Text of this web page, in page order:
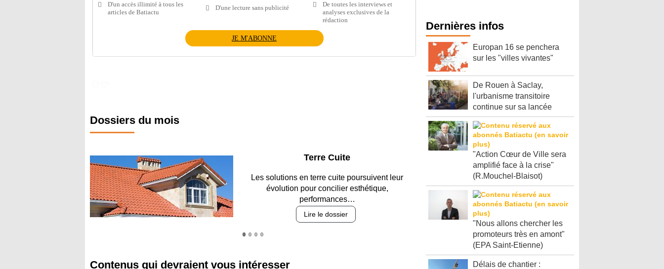
D'un accès illimité à tous les
articles de Batiactu
D'une lecture sans publicité
De toutes les interviews et
analyses exclusives de la
rédaction
JE M'ABONNE
Dossiers du mois
Parking et garages
Entre circulation, sécurisation des accès, durabilité
des revêtements et intégration…
Lire le dossier
Dernières infos
Europan 16 se penchera
sur les "villes vivantes"
De Rouen à Saclay,
l'urbanisme transitoire
continue sur sa lancée
"Action Cœur de Ville sera
amplifié face à la crise"
(R.Mouchel-Blaisot)
"Nous allons chercher les
promoteurs très en amont"
(EPA Saint-Etienne)
Délais de chantier :